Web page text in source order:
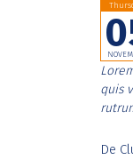
quis
De